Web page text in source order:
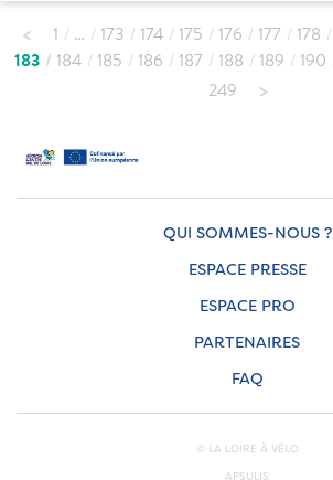
1 … 173 174 175 176 177 178
183
184 185 186 187 188 189 190
249
QUI SOMMES-NOUS ?
ESPACE PRESSE
ESPACE PRO
PARTENAIRES
FAQ
© LA LOIRE À VÉLO
APSULIS